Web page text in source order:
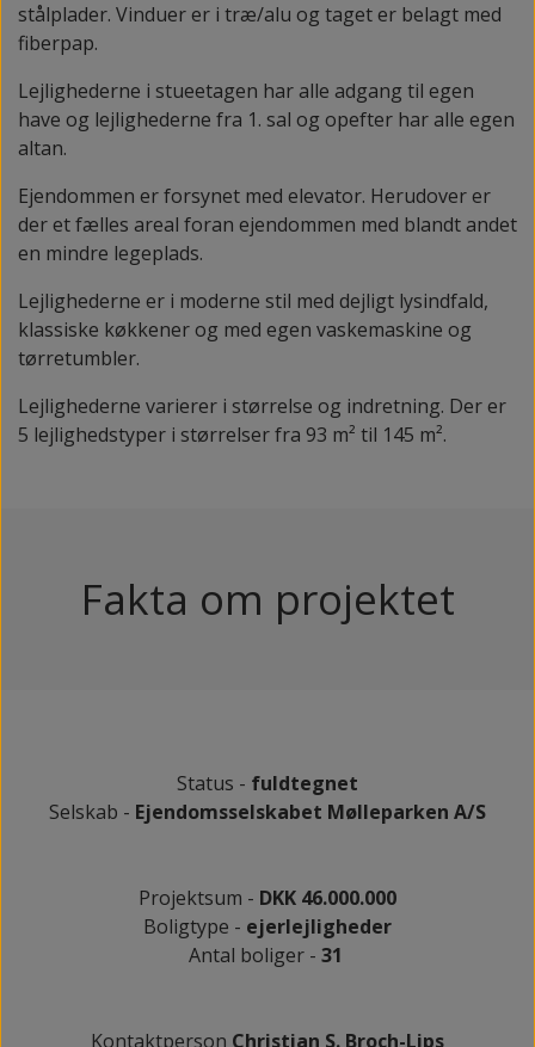
stålplader. Vinduer er i træ/alu og taget er belagt med
fiberpap.
Lejlighederne i stueetagen har alle adgang til egen
have og lejlighederne fra 1. sal og opefter har alle egen
altan.
Ejendommen er forsynet med elevator. Herudover er
der et fælles areal foran ejendommen med blandt andet
en mindre legeplads.
Lejlighederne er i moderne stil med dejligt lysindfald,
klassiske køkkener og med egen vaskemaskine og
tørretumbler.
Lejlighederne varierer i størrelse og indretning. Der er
5 lejlighedstyper i størrelser fra 93 m² til 145 m².
Fakta om projektet
Status - fuldtegnet
Selskab - Ejendomsselskabet Mølleparken A/S
Projektsum - DKK 46.000.000
Boligtype - ejerlejligheder
Antal boliger - 31
Kontaktperson Christian S. Broch-Lips